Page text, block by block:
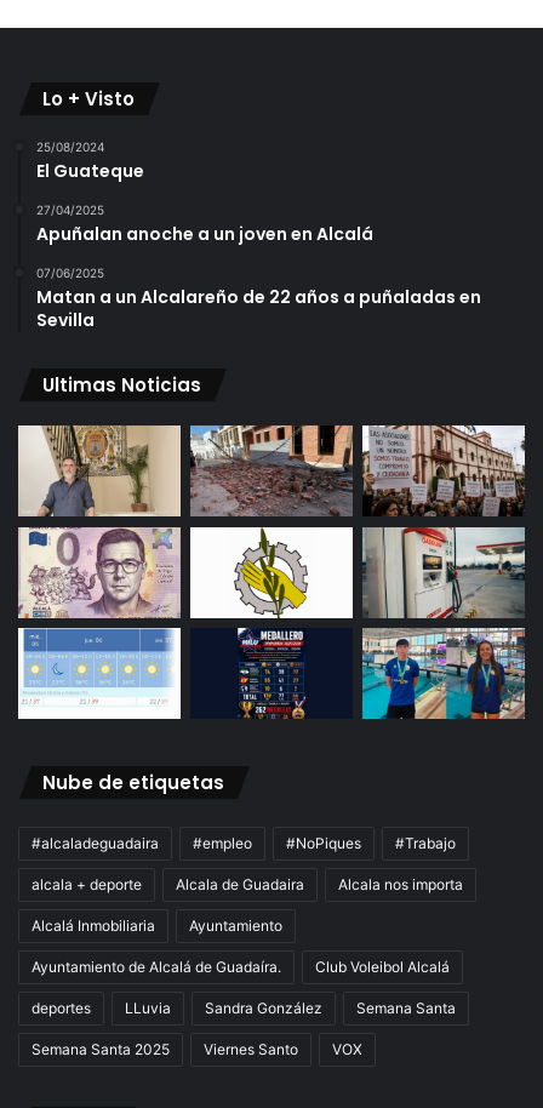
Lo + Visto
25/08/2024
El Guateque
27/04/2025
Apuñalan anoche a un joven en Alcalá
07/06/2025
Matan a un Alcalareño de 22 años a puñaladas en
Sevilla
Ultimas Noticias
Nube de etiquetas
#alcaladeguadaira #empleo #NoPiques #Trabajo
alcala + deporte Alcala de Guadaira Alcala nos importa
Alcalá Inmobiliaria Ayuntamiento
Ayuntamiento de Alcalá de Guadaíra. Club Voleibol Alcalá
deportes LLuvia Sandra González Semana Santa
Semana Santa 2025 Viernes Santo VOX